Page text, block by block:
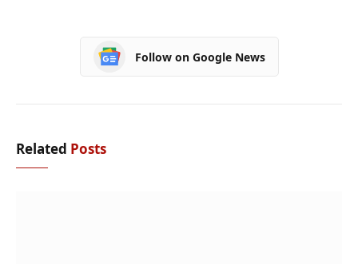
Follow on Google News
Related Posts